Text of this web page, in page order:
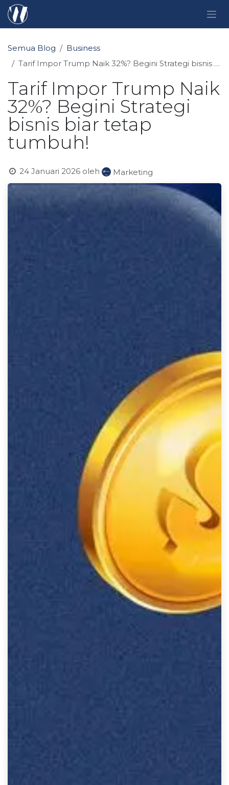
Skip ke Konten
Semua Blog
Business
Tarif Impor Trump Naik 32%? Begini Strategi bisnis biar tetap tumbuh!
Tarif Impor Trump Naik
32%? Begini Strategi
bisnis biar tetap
tumbuh!
24 Januari 2026 oleh Marketing